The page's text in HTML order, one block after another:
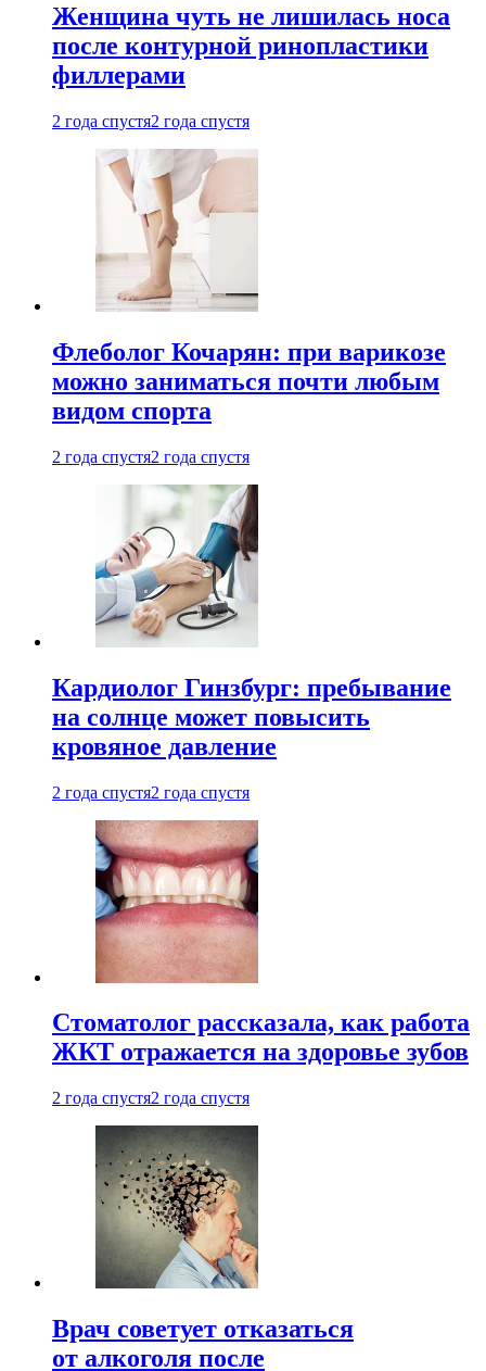
Женщина чуть не лишилась носа
после контурной ринопластики
филлерами
2 года спустя2 года спустя
Флеболог Кочарян: при варикозе
можно заниматься почти любым
видом спорта
2 года спустя2 года спустя
Кардиолог Гинзбург: пребывание
на солнце может повысить
кровяное давление
2 года спустя2 года спустя
Стоматолог рассказала, как работа
ЖКТ отражается на здоровье зубов
2 года спустя2 года спустя
Врач советует отказаться
от алкоголя после